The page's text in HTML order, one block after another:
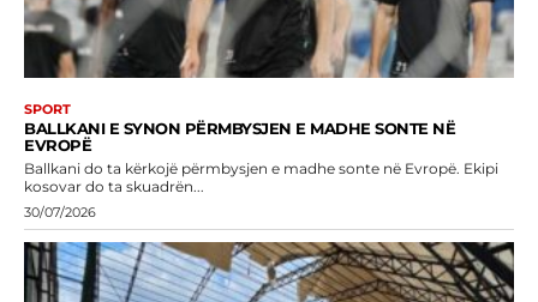
SPORT
BALLKANI E SYNON PËRMBYSJEN E MADHE SONTE NË
EVROPË
Ballkani do ta kërkojë përmbysjen e madhe sonte në Evropë. Ekipi
kosovar do ta skuadrën...
30/07/2026